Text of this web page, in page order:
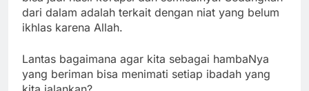
dari dalam adalah terkait dengan niat yang belum
ikhlas karena Allah.
Lantas bagaimana agar kita sebagai hambaNya
yang beriman bisa menimati setiap ibadah yang